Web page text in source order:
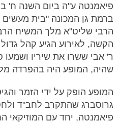
פיאמנטה ע"ה ביום השנה ח'
ברמת גן המכונה "בית
הרבי שליט"א מלך המשיח הרב
הקשה, לאירוע הגיע קהל
ר' אבי ששרו את שיריו ושמעו
שהיה, המופע היה בהפרדה
המופע הופק על ידי הזמר
גרוסברג שהתקרב לחב"ד
פיאמנטה, יחד עם המוזיקאי